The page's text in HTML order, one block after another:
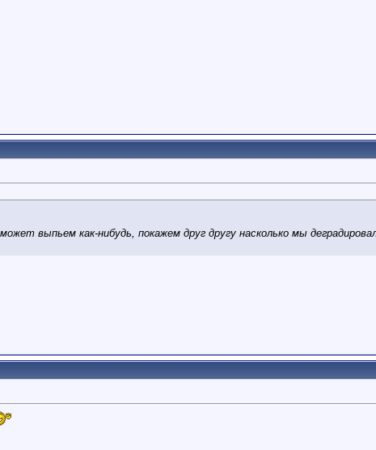
выпьем как-нибудь, покажем друг другу насколько мы